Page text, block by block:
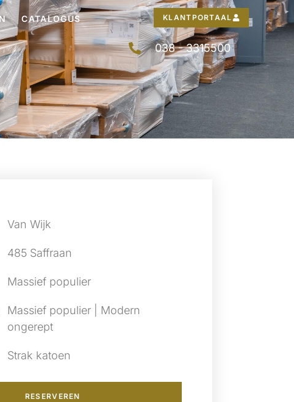
CATALOGUS KLANTPORTAAL
038 - 3315500
Van Wijk
485 Saffraan
Massief populier
Massief populier | Modern
ongerept
Strak katoen
RESERVEREN